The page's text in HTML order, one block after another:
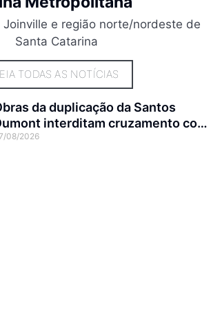
Joinville e região norte/nordeste de
Santa Catarina
TODAS AS NOTÍCIAS
da duplicação da Santos
interditam cruzamento com
rua Otto Nass
08/2026